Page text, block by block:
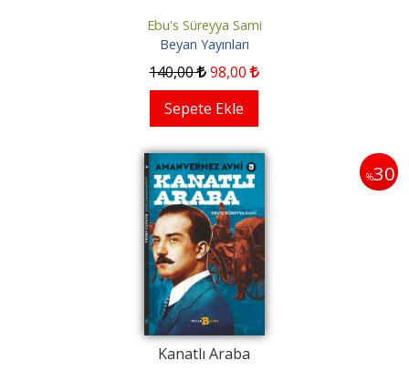
Ebu's Süreyya Sami
Beyan Yayınları
140,00 98,00
Sepete Ekle
%30
Kanatlı Araba